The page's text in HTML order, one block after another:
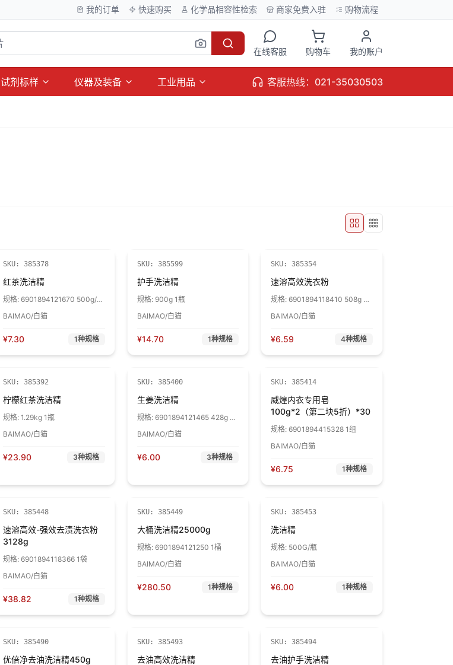
我的订单 快速购买 化学品相容性检索 商家免费入驻 购物流程
在线客服 购物车 我的账户
试剂标样 仪器及装备 工业用品 客服热线：021-35030503
SKU:385378
红茶洗洁精
规格:6901894121670 500g/瓶
BAIMAO/白猫
¥7.30 1种规格
SKU: 385599
护手洗洁精
规格: 900g 1瓶
BAIMAO/白猫
¥14.70 1种规格
SKU:385354
速溶高效洗衣粉
规格:6901894118410 508g 1
BAIMAO/白猫
¥6.59 4种规格
SKU:385392
柠檬红茶洗洁精
规格:1.29kg 1瓶
BAIMAO/白猫
¥23.90 3种规格
SKU: 385400
生姜洗洁精
规格: 6901894121465 428g 1
BAIMAO/白猫
¥6.00 3种规格
SKU:385414
威煌内衣专用皂
100g*2（第二块5折）*30
规格:6901894415328 1组
BAIMAO/白猫
¥6.75 1种规格
SKU:385448
速溶高效-强效去渍洗衣粉
3128g
规格:6901894118366 1袋
BAIMAO/白猫
¥38.82 1种规格
SKU: 385449
大桶洗洁精25000g
规格: 6901894121250 1桶
BAIMAO/白猫
¥280.50 1种规格
SKU:385453
洗洁精
规格: 500G/瓶
BAIMAO/白猫
¥6.00 1种规格
SKU:385490
优倍净去油洗洁精450g
SKU: 385493
去油高效洗洁精
SKU:385494
去油护手洗洁精